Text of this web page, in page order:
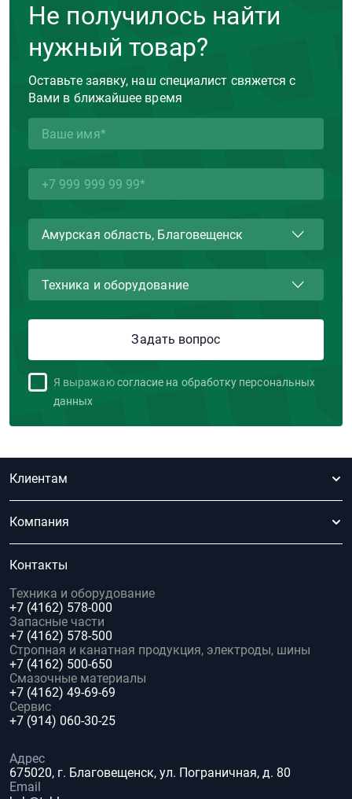
Не получилось найти
нужный товар?
Оставьте заявку, наш специалист свяжется с
Вами в ближайшее время
Я выражаю согласие на обработку персональных
данных
Клиентам
Компания
Контакты
Техника и оборудование
+7 (4162) 578-000
Запасные части
+7 (4162) 578-500
Стропная и канатная продукция, электроды, шины
+7 (4162) 500-650
Смазочные материалы
+7 (4162) 49-69-69
Сервис
+7 (914) 060-30-25
Адрес
675020, г. Благовещенск, ул. Пограничная, д. 80
Email